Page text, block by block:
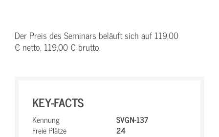
Der Preis des Seminars beläuft sich auf 119,00
€ netto, 119,00 € brutto.
KEY-FACTS
Kennung
SVGN-137
Freie Plätze
24